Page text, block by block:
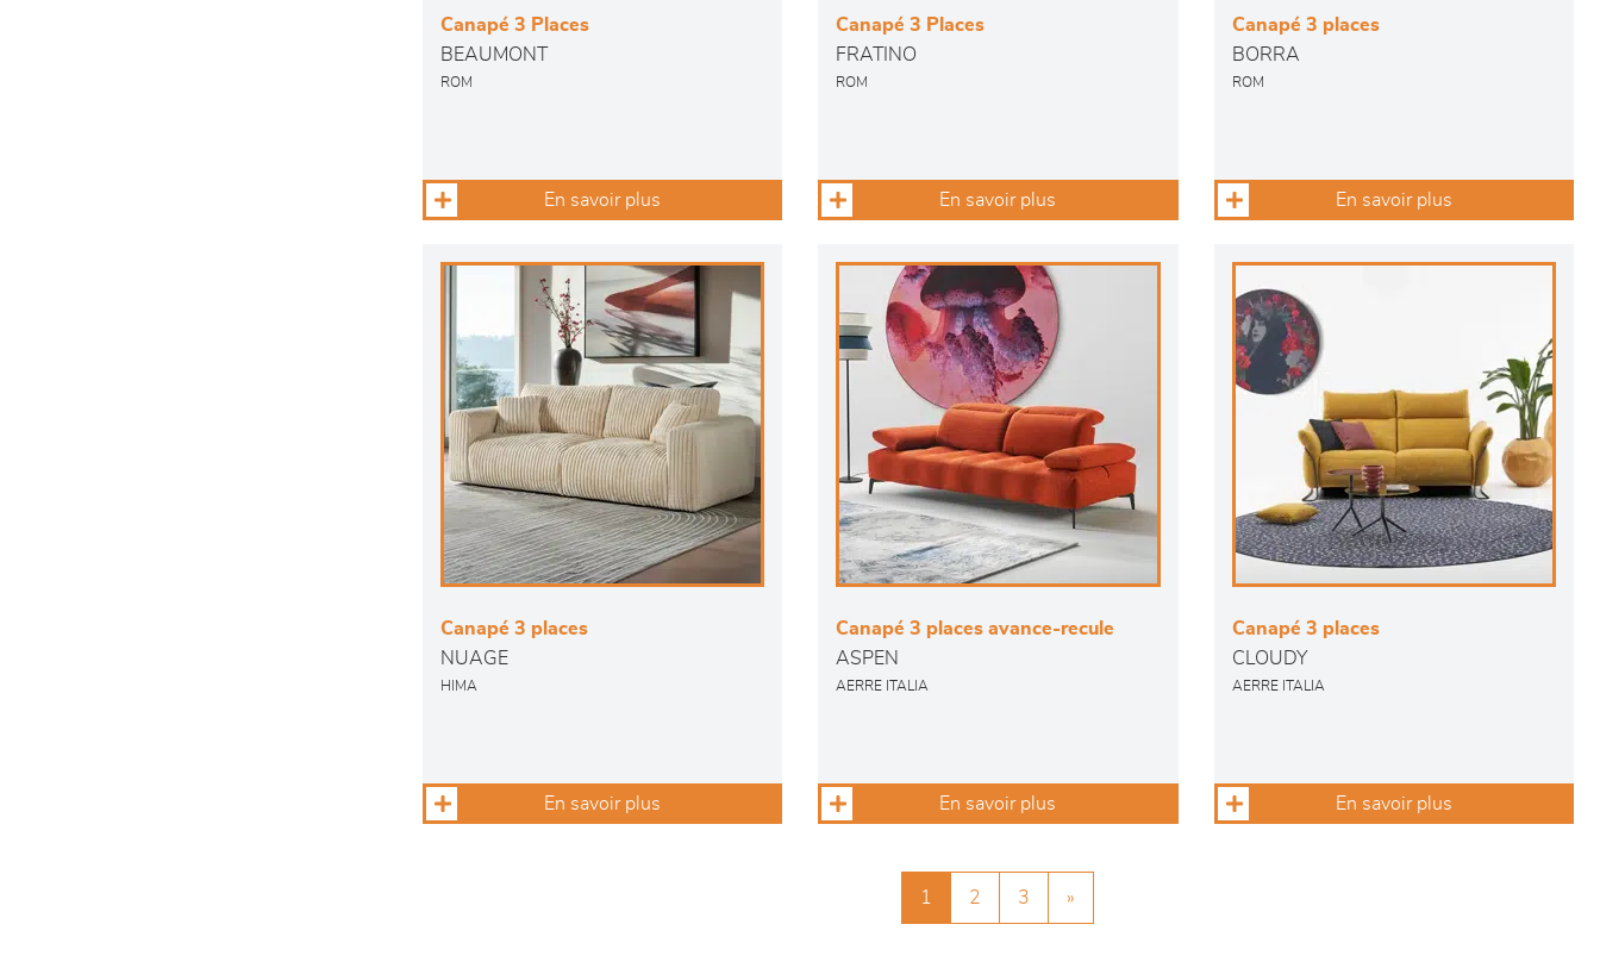
Canapé 3 Places
BEAUMONT
ROM
En savoir plus
Canapé 3 Places
FRATINO
ROM
En savoir plus
Canapé 3 places
BORRA
ROM
En savoir plus
Canapé 3 places
NUAGE
HIMA
En savoir plus
Canapé 3 places avance-recule
ASPEN
AERRE ITALIA
En savoir plus
Canapé 3 places
CLOUDY
AERRE ITALIA
En savoir plus
1 2 3 »